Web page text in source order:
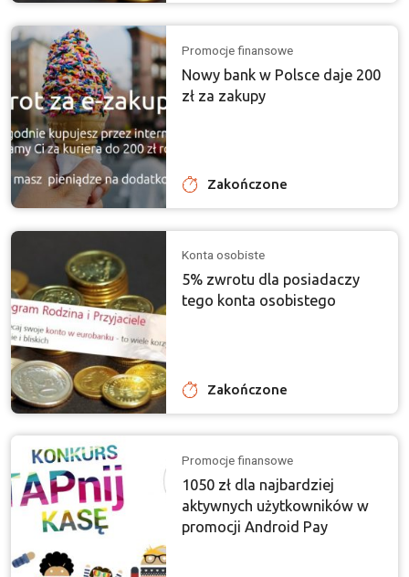
Promocje finansowe
Nowy bank w Polsce daje 200
zł za zakupy
Zakończone
Konta osobiste
5% zwrotu dla posiadaczy
tego konta osobistego
Zakończone
Promocje finansowe
1050 zł dla najbardziej
aktywnych użytkowników w
promocji Android Pay